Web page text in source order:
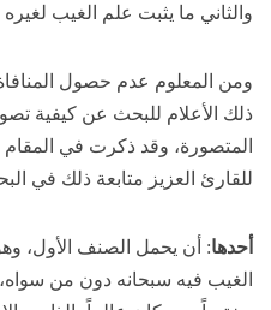
والثاني ما يثبت علم الغيب
ومن المعلوم عدم حصول
ذلك الأعلام للبحث عن كيفية
المتصورة، وقد ذكرت في
للقارئ العزيز متابعة ذلك في
أحدها: أن يحمل الصنف الأول،
الغيب فيه سبحانه دون من